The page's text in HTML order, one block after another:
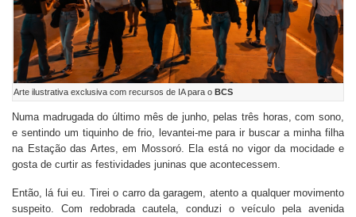
Arte ilustrativa exclusiva com recursos de IA para o BCS
Numa madrugada do último mês de junho, pelas três horas, com sono,
e sentindo um tiquinho de frio, levantei-me para ir buscar a minha filha
na Estação das Artes, em Mossoró. Ela está no vigor da mocidade e
gosta de curtir as festividades juninas que acontecessem.
Então, lá fui eu. Tirei o carro da garagem, atento a qualquer movimento
suspeito. Com redobrada cautela, conduzi o veículo pela avenida